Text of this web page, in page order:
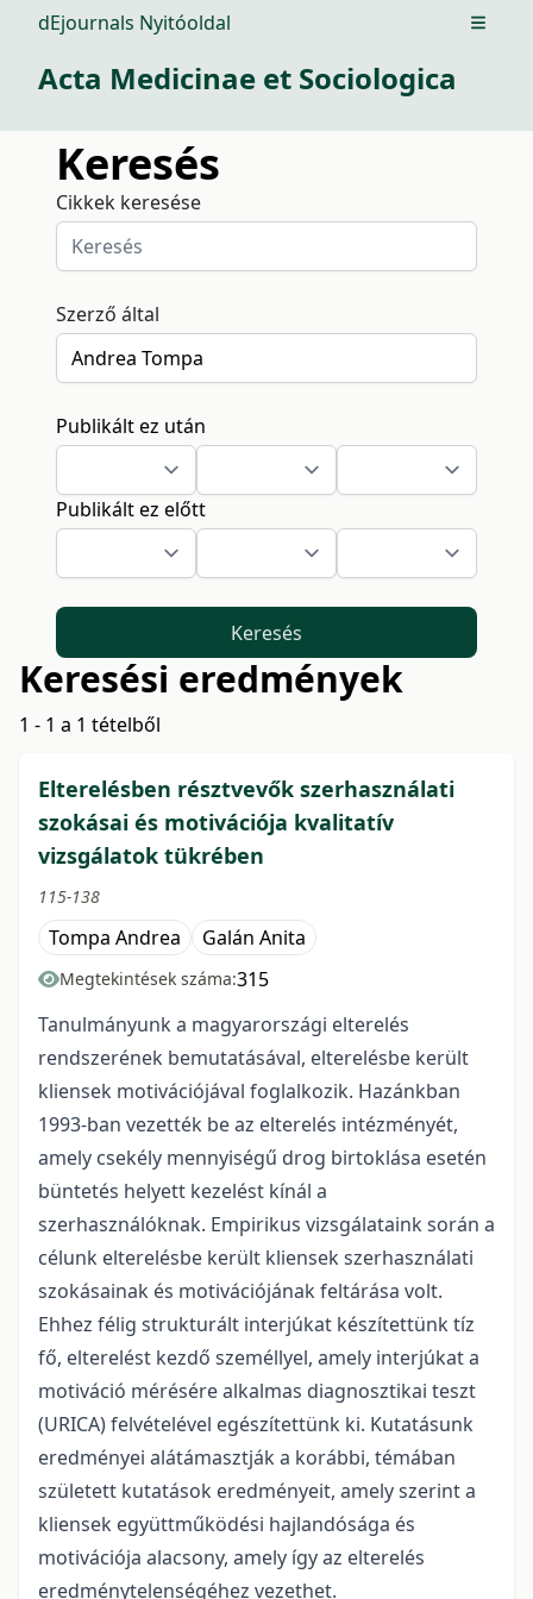
dEjournals Nyitóoldal Open
Acta Medicinae et Sociologica
Keresés
Cikkek keresése
Szerző által
Publikált ez után
Publikált ez előtt
Keresés
Keresési eredmények
1 - 1 a 1 tételből
Elterelésben résztvevők szerhasználati
szokásai és motivációja kvalitatív
vizsgálatok tükrében
115-138
Tompa Andrea Galán Anita
Megtekintések száma:315
Tanulmányunk a magyarországi elterelés
rendszerének bemutatásával, elterelésbe került
kliensek motivációjával foglalkozik. Hazánkban
1993-ban vezették be az elterelés intézményét,
amely csekély mennyiségű drog birtoklása esetén
büntetés helyett kezelést kínál a
szerhasználóknak. Empirikus vizsgálataink során a
célunk elterelésbe került kliensek szerhasználati
szokásainak és motivációjának feltárása volt.
Ehhez félig strukturált interjúkat készítettünk tíz
fő, elterelést kezdő személlyel, amely interjúkat a
motiváció mérésére alkalmas diagnosztikai teszt
(URICA) felvételével egészítettünk ki. Kutatásunk
eredményei alátámasztják a korábbi, témában
született kutatások eredményeit, amely szerint a
kliensek együttműködési hajlandósága és
motivációja alacsony, amely így az elterelés
eredménytelenségéhez vezethet.